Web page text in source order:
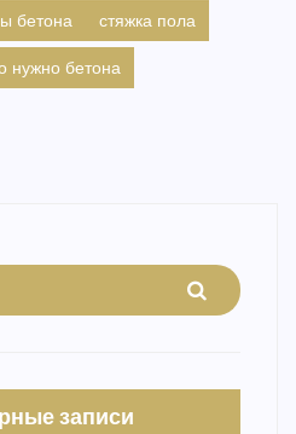
бетона
стяжка пола
нужно бетона
записи